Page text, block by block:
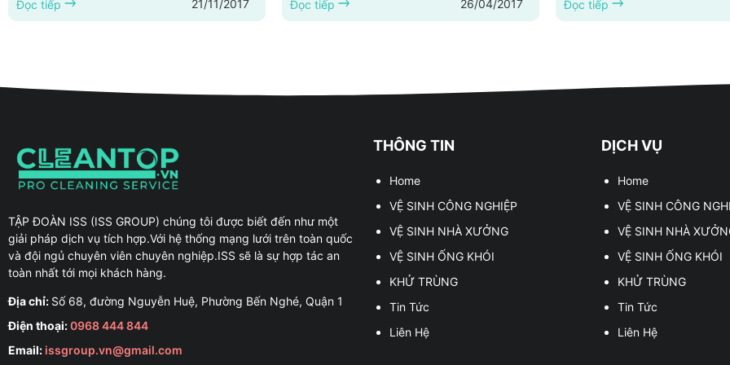
Dịch vụ vệ sinh trường học tại Phú Yên, dịch
vụ vệ sinh trung tâm thương mại tại Phú Yên,
Đọc tiếp 21/11/2017
công nghiệp tại rạch giá tỉnh kiên
giang, cung cấp dịch vụ tạp cụ tại rạch giá
trùng... Hotline: 0968.444.844 Dịch vụ vệ
Đọc tiếp 26/04/2017
nẵng, dịch vụ vệ sinh công
nẵng, cung cấp dịch vụ tạp
0968.444.844 Dịch vụ vệ
Đọc tiếp
TẬP ĐOÀN ISS (ISS GROUP) chúng tôi được biết đến như một
giải pháp dịch vụ tích hợp.Với hệ thống mạng lưới trên toàn quốc
và đội ngủ chuyên viên chuyên nghiệp.ISS sẽ là sự hợp tác an
toàn nhất tới mọi khách hàng.
Địa chỉ: Số 68, đường Nguyễn Huệ, Phường Bến Nghé, Quận 1
Điện thoại:0968 444 844
Email: issgroup.vn@gmail.com
THÔNG TIN
Home
VỆ SINH CÔNG NGHIỆP
VỆ SINH NHÀ XƯỞNG
VỆ SINH ỐNG KHÓI
KHỬ TRÙNG
Tin Tức
Liên Hệ
DỊCH VỤ
Home
VỆ SINH CÔNG
VỆ SINH NHÀ
VỆ SINH ỐNG KHÓI
KHỬ TRÙNG
Tin Tức
Liên Hệ